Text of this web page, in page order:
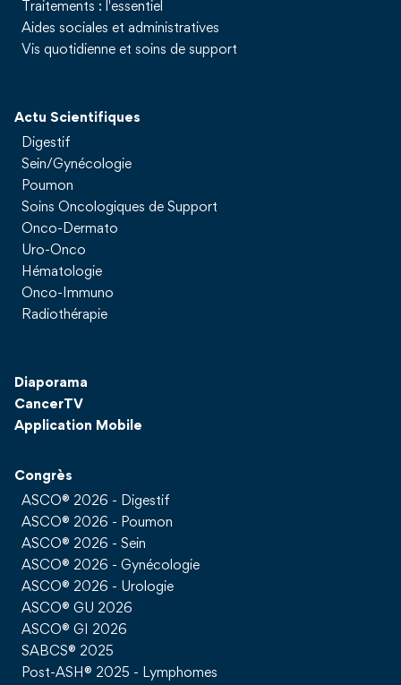
Traitements : l'essentiel
Aides sociales et administratives
Vis quotidienne et soins de support
Actu Scientifiques
Digestif
Sein/Gynécologie
Poumon
Soins Oncologiques de Support
Onco-Dermato
Uro-Onco
Hématologie
Onco-Immuno
Radiothérapie
Diaporama
CancerTV
Application Mobile
Congrès
ASCO® 2026 - Digestif
ASCO® 2026 - Poumon
ASCO® 2026 - Sein
ASCO® 2026 - Gynécologie
ASCO® 2026 - Urologie
ASCO® GU 2026
ASCO® GI 2026
SABCS® 2025
Post-ASH® 2025 - Lymphomes